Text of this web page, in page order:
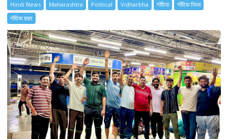
Hindi News Maharashtra Political Vidharbha गोंदिया
गोंदिया जिला
गोंदिया शहर